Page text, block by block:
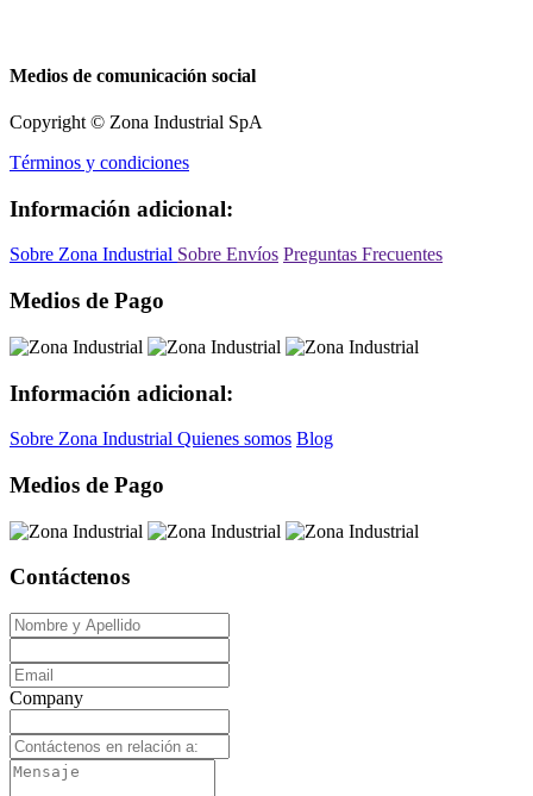
Medios de comunicación social
Copyright © Zona Industrial SpA
Términos y condiciones
Información adicional:
Sobre Zona Industrial Sobre Envíos Preguntas Frecuentes
Medios de Pago
Información adicional:
Sobre Zona Industrial Quienes somos Blog
Medios de Pago
Contáctenos
Company